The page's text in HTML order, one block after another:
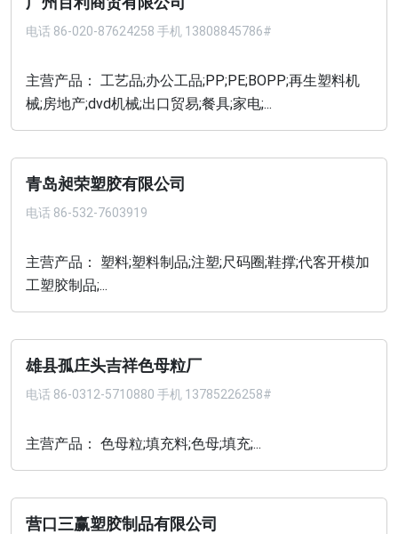
电话 86-020-87624258 手机 13808845786#
主营产品： 工艺品;办公工品;PP;PE;BOPP;再生塑料机
械;房地产;dvd机械;出口贸易;餐具;家电;...
青岛昶荣塑胶有限公司
电话 86-532-7603919
主营产品： 塑料;塑料制品;注塑;尺码圈;鞋撑;代客开模加
工塑胶制品;...
雄县孤庄头吉祥色母粒厂
电话 86-0312-5710880 手机 13785226258#
主营产品： 色母粒;填充料;色母;填充;...
营口三赢塑胶制品有限公司